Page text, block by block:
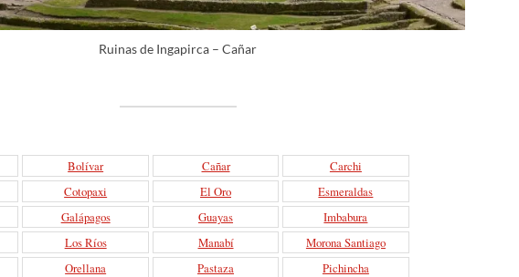
Ruinas de Ingapirca – Cañar
Bolívar Cañar
Carchi
Cotopaxi El Oro
Esmeraldas
Galápagos Guayas
Imbabura
Los Ríos Manabí
Morona Santiago
Orellana Pastaza
Pichincha